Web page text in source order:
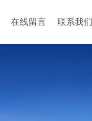
在线留言 联系我们